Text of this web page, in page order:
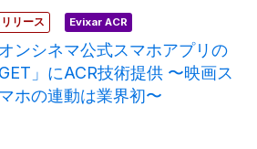
リース Evixar ACR
ンシネマ公式スマホアプリの
」にACR技術提供 〜映画ス
ホの連動は業界初〜